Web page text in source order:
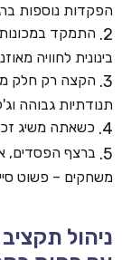
הפקדות נוספות
בינונית לחוויה
תנודתיות גבוהה
כשאתה משיג
ברצף הפסדים,
משחקים – פשוט
ניהול